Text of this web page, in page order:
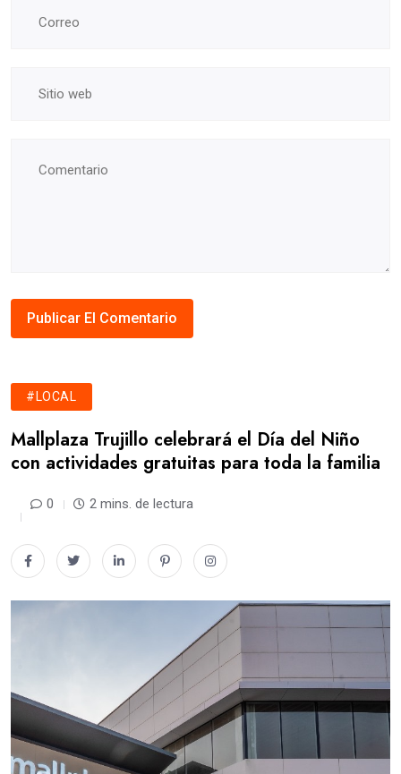
#LOCAL
Mallplaza Trujillo celebrará el Día del Niño
con actividades gratuitas para toda la familia
0 2 mins. de lectura